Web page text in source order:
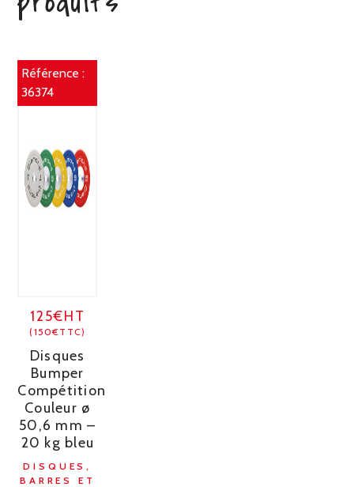
Référence :
36374
125€HT
(150€TTC)
Disques
Bumper
Compétition
Couleur ø
50,6 mm –
20 kg bleu
DISQUES,
BARRES ET